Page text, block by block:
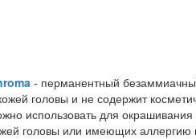
- перманентный
головы и не содержит
использовать для окрашивания
головы или имеющих